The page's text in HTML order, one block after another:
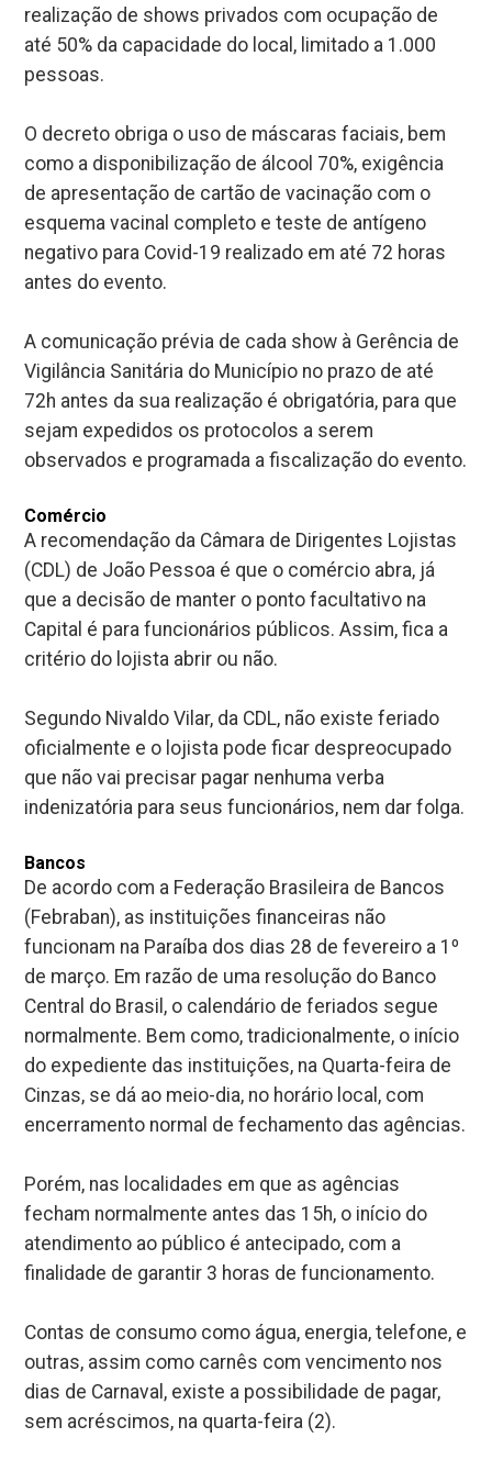
realização de shows privados com ocupação de
até 50% da capacidade do local, limitado a 1.000
pessoas.
O decreto obriga o uso de máscaras faciais, bem
como a disponibilização de álcool 70%, exigência
de apresentação de cartão de vacinação com o
esquema vacinal completo e teste de antígeno
negativo para Covid-19 realizado em até 72 horas
antes do evento.
A comunicação prévia de cada show à Gerência de
Vigilância Sanitária do Município no prazo de até
72h antes da sua realização é obrigatória, para que
sejam expedidos os protocolos a serem
observados e programada a fiscalização do evento.
Comércio
A recomendação da Câmara de Dirigentes Lojistas
(CDL) de João Pessoa é que o comércio abra, já
que a decisão de manter o ponto facultativo na
Capital é para funcionários públicos. Assim, fica a
critério do lojista abrir ou não.
Segundo Nivaldo Vilar, da CDL, não existe feriado
oficialmente e o lojista pode ficar despreocupado
que não vai precisar pagar nenhuma verba
indenizatória para seus funcionários, nem dar folga.
Bancos
De acordo com a Federação Brasileira de Bancos
(Febraban), as instituições financeiras não
funcionam na Paraíba dos dias 28 de fevereiro a 1º
de março. Em razão de uma resolução do Banco
Central do Brasil, o calendário de feriados segue
normalmente. Bem como, tradicionalmente, o início
do expediente das instituições, na Quarta-feira de
Cinzas, se dá ao meio-dia, no horário local, com
encerramento normal de fechamento das agências.
Porém, nas localidades em que as agências
fecham normalmente antes das 15h, o início do
atendimento ao público é antecipado, com a
finalidade de garantir 3 horas de funcionamento.
Contas de consumo como água, energia, telefone, e
outras, assim como carnês com vencimento nos
dias de Carnaval, existe a possibilidade de pagar,
sem acréscimos, na quarta-feira (2).